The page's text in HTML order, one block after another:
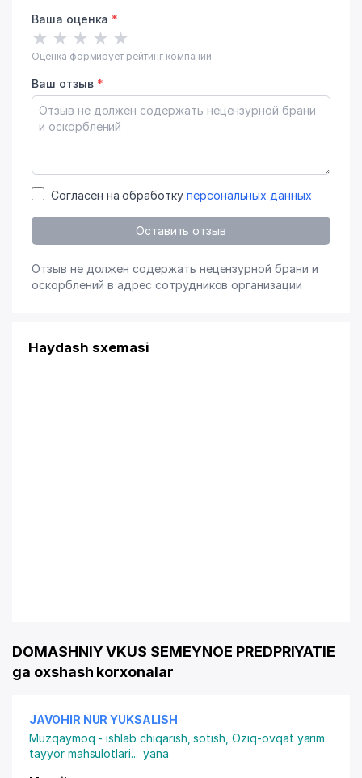
Ваша оценка *
★ ★ ★ ★ ★
Оценка формирует рейтинг компании
Ваш отзыв *
Согласен на обработку персональных данных
Оставить отзыв
Отзыв не должен содержать нецензурной брани и
оскорблений в адрес сотрудников организации
Haydash sxemasi
DOMASHNIY VKUS SEMEYNOE PREDPRIYATIE
ga oxshash korxonalar
JAVOHIR NUR YUKSALISH
Muzqaymoq - ishlab chiqarish, sotish ,Oziq-ovqat yarim
tayyor mahsulotlari... yana